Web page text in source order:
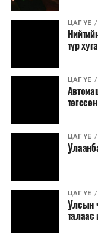
ЦАГ ҮЕ
түр
ЦАГ ҮЕ
ЦАГ ҮЕ
ЦАГ ҮЕ
Улсын
талаас